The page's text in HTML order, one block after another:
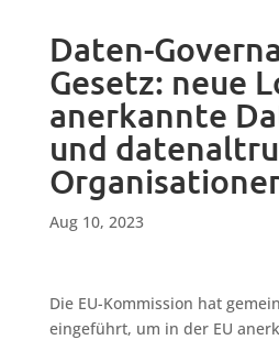
Daten-
Gesetz: neue
anerkannte
und
Aug 10, 2023
Die EU-Kommission hat
eingeführt, um in der EU